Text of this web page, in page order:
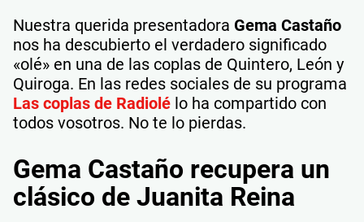
Nuestra querida presentadora Gema Castaño
nos ha descubierto el verdadero significado
«olé» en una de las coplas de Quintero, León y
Quiroga. En las redes sociales de su programa
Las coplas de Radiolé lo ha compartido con
todos vosotros. No te lo pierdas.
Gema Castaño recupera un
clásico de Juanita Reina